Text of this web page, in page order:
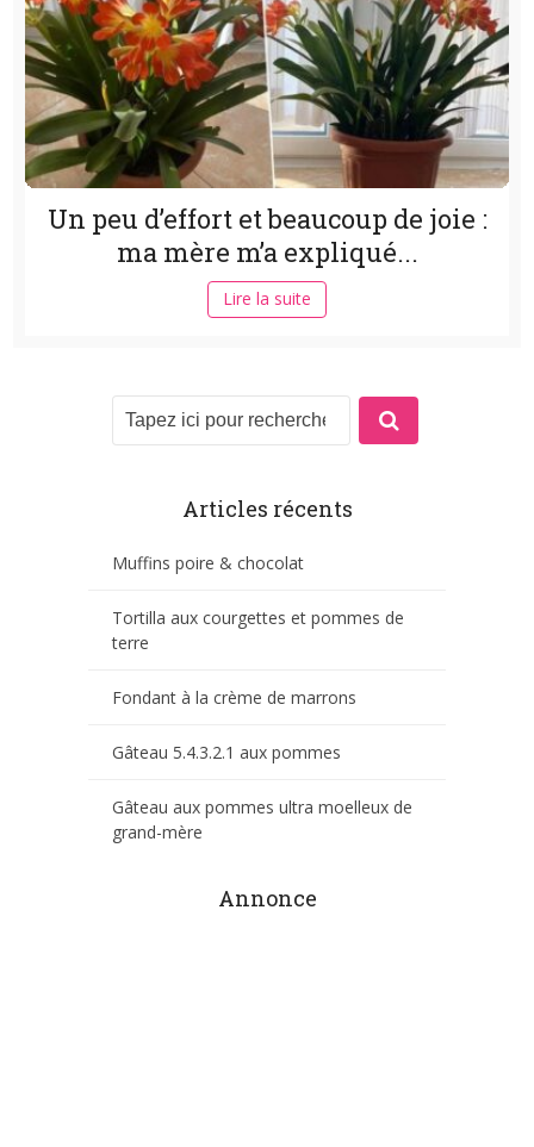
Un peu d’effort et beaucoup de joie :
ma mère m’a expliqué...
Lire la suite
Articles récents
Muffins poire & chocolat
Tortilla aux courgettes et pommes de
terre
Fondant à la crème de marrons
Gâteau 5.4.3.2.1 aux pommes
Gâteau aux pommes ultra moelleux de
grand-mère
Annonce